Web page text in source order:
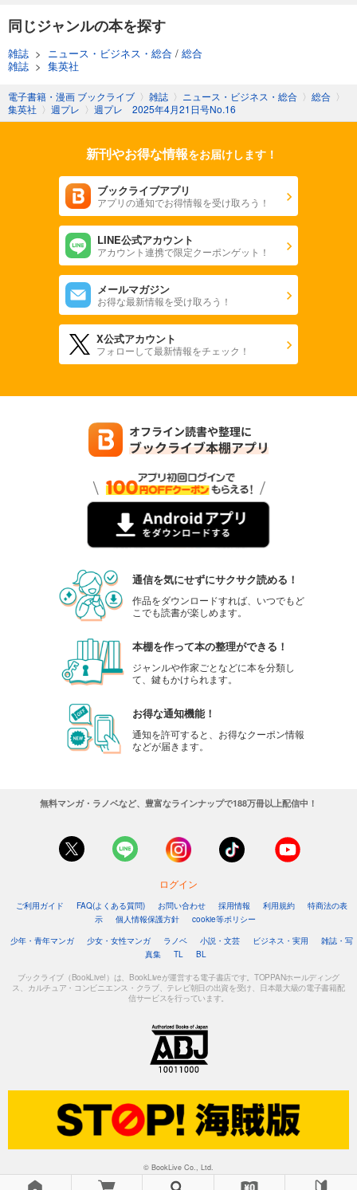
週プレ 2025年12月29日号No.52
試し読み
あらすじを表示する
550円 (税込)
あらすじを表示する
週プレ 2025年12月15日号No.50
あらすじを表示する
週プレ 2025年12月8日号No.48＆49
カート
あらすじを表示する
週プレ 2025年11月24日号No.47
550円 (税込)
週プレ 2025年11月17日号No.45＆46
550円 (税込)
あらすじを表示する
週プレ 2025年11月3日号No.44
599
円 (税込)
円 (税込)
あらすじを表示する
週プレ 2025年10月13日号No.41
週プレ 2025年10月6日号No.40
あらすじを表示する
週プレ 2025年9月29日号No.38＆39
569円 (税込)
同じジャンルの本を探す
雑誌 > ニュース・ビジネス・総合 / 総合
雑誌 > 集英社
電子書籍・漫画 ブックライブ 〉 雑誌 〉 ニュース・ビジネス・総合 〉 総合 〉
集英社 〉 週プレ 〉 週プレ 2025年4月21日号No.16
新刊やお得な情報をお届けします！
ブックライブアプリ
アプリの通知でお得情報を受け取ろう！
LINE公式アカウント
アカウント連携で限定クーポンゲット！
メールマガジン
お得な最新情報を受け取ろう！
X公式アカウント
フォローして最新情報をチェック！
通信を気にせずにサクサク読める！
作品をダウンロードすれば、いつでもど
こでも読書が楽しめます。
本棚を作って本の整理ができる！
ジャンルや作家ごとなどに本を分類し
て、鍵もかけられます。
お得な通知機能！
通知を許可すると、お得なクーポン情報
などが届きます。
無料マンガ・ラノベなど、豊富なラインナップで188万冊以上配信中！
ログイン
ご利用ガイド FAQ(よくある質問) お問い合わせ 採用情報 利用規約
特商法の表
示
個人情報保護方針
cookie等ポリシー
少年・青年マンガ
少女・女性マンガ ラノベ 小説・文芸 ビジネス・実用
雑誌・写
真集
TL BL
ブックライブ（BookLive!）は、BookLiveが運営する電子書店です。TOPPANホールディング
ス、カルチュア・コンビニエンス・クラブ、テレビ朝日の出資を受け、日本最大級の電子書籍配
信サービスを行っています。
© BookLive Co., Ltd.